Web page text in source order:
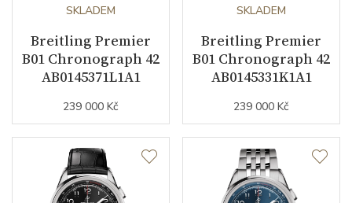
Datumovka
Sekundová ručka
SKLADEM
Breitling Premier
B01 Chronograph 42
AB0145371L1A1
239 000 Kč
SKLADEM
Breitling Premier
B01 Chronograph 42
AB0145331K1A1
239 000 Kč